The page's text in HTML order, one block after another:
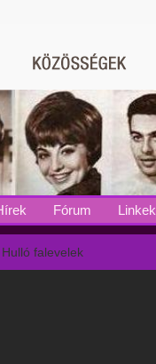
Fórum Linkek
falevelek